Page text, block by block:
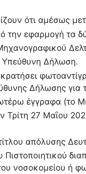
ότι αμέσως
την εφαρμογή τα
Δήλωση.
Δήλωσης για
έγγραφα (το
Τρίτη 27 Μαΐου
απόλυσης
νοσοκομείου ή